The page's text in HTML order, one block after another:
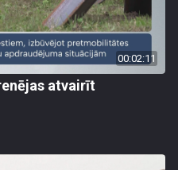
00:02:11
atvairīt